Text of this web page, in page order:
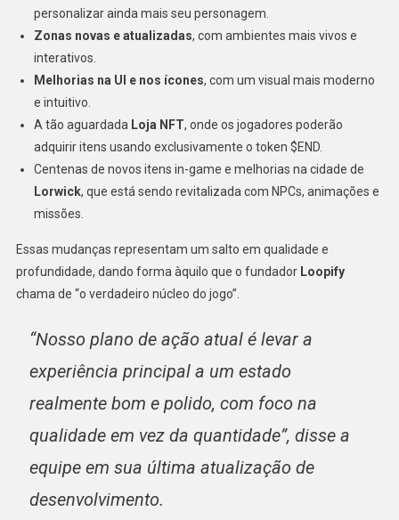
personalizar ainda mais seu personagem.
Zonas novas e atualizadas, com ambientes mais vivos e
interativos.
Melhorias na UI e nos ícones, com um visual mais moderno
e intuitivo.
A tão aguardada Loja NFT, onde os jogadores poderão
adquirir itens usando exclusivamente o token $END.
Centenas de novos itens in-game e melhorias na cidade de
Lorwick, que está sendo revitalizada com NPCs, animações e
missões.
Essas mudanças representam um salto em qualidade e
profundidade, dando forma àquilo que o fundador Loopify
chama de “o verdadeiro núcleo do jogo”.
“Nosso plano de ação atual é levar a
experiência principal a um estado
realmente bom e polido, com foco na
qualidade em vez da quantidade”, disse a
equipe em sua última atualização de
desenvolvimento.